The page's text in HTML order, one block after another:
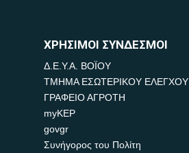
ΧΡΗΣΙΜΟΙ ΣΥΝΔΕΣΜΟΙ
Δ.Ε.Υ.Α. ΒΟΪΟΥ
ΤΜΗΜΑ ΕΣΩΤΕΡΙΚΟΥ ΕΛΕΓΧΟΥ
ΓΡΑΦΕΙΟ ΑΓΡΟΤΗ
myKEP
govgr
Συνήγορος του Πολίτη